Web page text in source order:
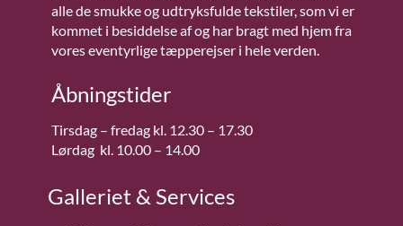
alle de smukke og udtryksfulde tekstiler, som vi er
kommet i besiddelse af og har bragt med hjem fra
vores eventyrlige tæpperejser i hele verden.
Åbningstider
Tirsdag – fredag kl. 12.30 – 17.30
Lørdag kl. 10.00 – 14.00
Galleriet & Services